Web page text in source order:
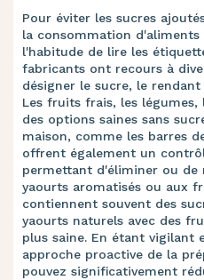
Pour éviter les sucres
la consommation
l'habitude de lire les
fabricants ont recours à
désigner le sucre, le
Les fruits frais, les
des options saines sans
maison, comme les barres
offrent également un
permettant d'éliminer ou de
yaourts aromatisés ou aux
contiennent souvent des
yaourts naturels avec des
plus saine. En étant vigilant
approche proactive de la
pouvez significativement